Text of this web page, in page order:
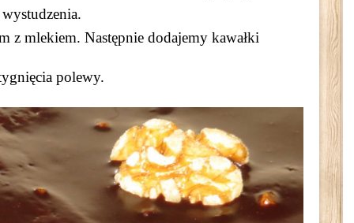
z mlekiem. Następnie dodajemy kawałki
polewy.